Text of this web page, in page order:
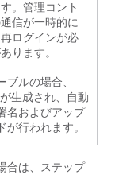
。管理コント
信が一時的に
ログインが必
ります。
ブルの場合、
生成され、自動
名およびアップ
が行われます。
合は、ステップ